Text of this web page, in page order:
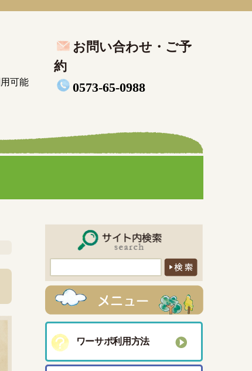
可能
お問い合わせ・ご予
約
0573-65-0988
ワーサポ利用方法